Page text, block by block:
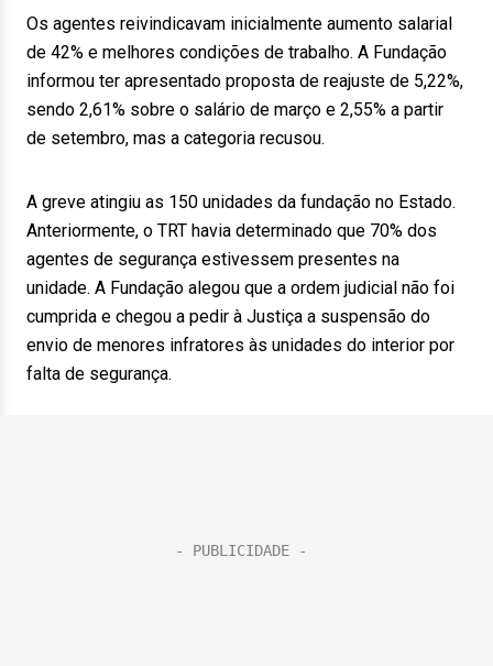
Os agentes reivindicavam inicialmente aumento salarial
de 42% e melhores condições de trabalho. A Fundação
informou ter apresentado proposta de reajuste de 5,22%,
sendo 2,61% sobre o salário de março e 2,55% a partir
de setembro, mas a categoria recusou.
A greve atingiu as 150 unidades da fundação no Estado.
Anteriormente, o TRT havia determinado que 70% dos
agentes de segurança estivessem presentes na
unidade. A Fundação alegou que a ordem judicial não foi
cumprida e chegou a pedir à Justiça a suspensão do
envio de menores infratores às unidades do interior por
falta de segurança.